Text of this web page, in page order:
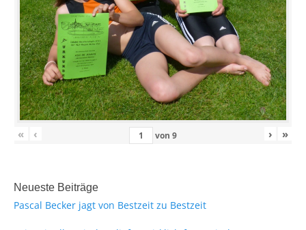
« ‹ von 9 › »
Neueste Beiträge
Pascal Becker jagt von Bestzeit zu Bestzeit